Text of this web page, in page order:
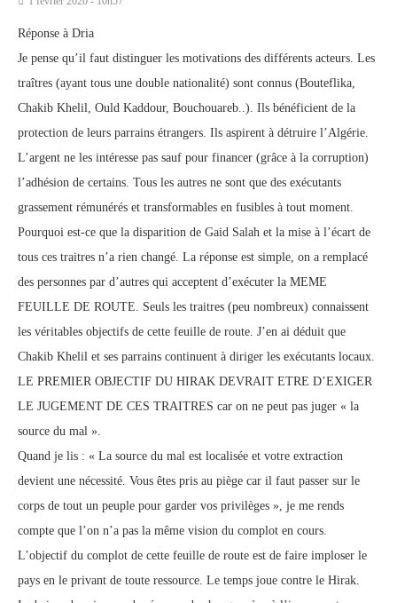
Réponse à Dria
Je pense qu’il faut distinguer les motivations des différents acteurs. Les
traîtres (ayant tous une double nationalité) sont connus (Bouteflika,
Chakib Khelil, Ould Kaddour, Bouchouareb..). Ils bénéficient de la
protection de leurs parrains étrangers. Ils aspirent à détruire l’Algérie.
L’argent ne les intéresse pas sauf pour financer (grâce à la corruption)
l’adhésion de certains. Tous les autres ne sont que des exécutants
grassement rémunérés et transformables en fusibles à tout moment.
Pourquoi est-ce que la disparition de Gaid Salah et la mise à l’écart de
tous ces traitres n’a rien changé. La réponse est simple, on a remplacé
des personnes par d’autres qui acceptent d’exécuter la MEME
FEUILLE DE ROUTE. Seuls les traitres (peu nombreux) connaissent
les véritables objectifs de cette feuille de route. J’en ai déduit que
Chakib Khelil et ses parrains continuent à diriger les exécutants locaux.
LE PREMIER OBJECTIF DU HIRAK DEVRAIT ETRE D’EXIGER
LE JUGEMENT DE CES TRAITRES car on ne peut pas juger « la
source du mal ».
Quand je lis : « La source du mal est localisée et votre extraction
devient une nécessité. Vous êtes pris au piège car il faut passer sur le
corps de tout un peuple pour garder vos privilèges », je me rends
compte que l’on n’a pas la même vision du complot en cours.
L’objectif du complot de cette feuille de route est de faire imploser le
pays en le privant de toute ressource. Le temps joue contre le Hirak.